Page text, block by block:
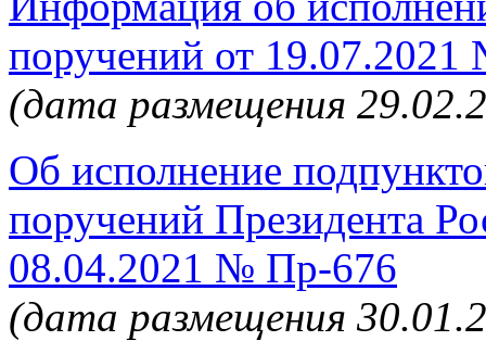
поручений от
(дата размещения
Об исполнение
поручений Президента
08.04.2021 № Пр-676
(дата размещения